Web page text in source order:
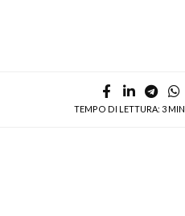
TEMPO DI LETTURA: 3 MIN